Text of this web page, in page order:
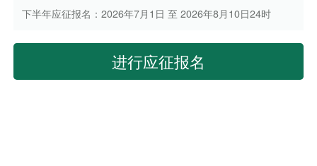
下半年应征报名：2026年7月1日 至 2026年8月10日24时
进行应征报名